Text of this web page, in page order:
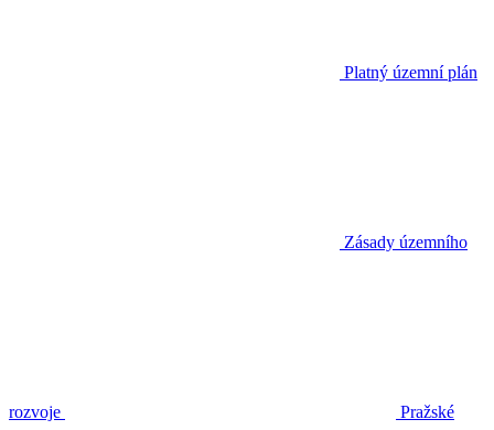
Platný územní plán
Zásady územního
rozvoje Pražské